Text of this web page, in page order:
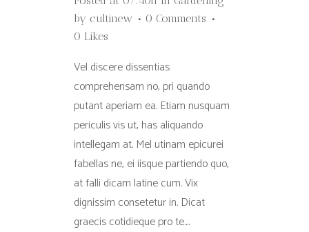
by cultinew
0 Comments
0 Likes
Vel discere dissentias
comprehensam no, pri quando
putant aperiam ea. Etiam nusquam
periculis vis ut, has aliquando
intellegam at. Mel utinam epicurei
fabellas ne, ei iisque partiendo quo,
at falli dicam latine cum. Vix
dignissim consetetur in. Dicat
graecis cotidieque pro te....